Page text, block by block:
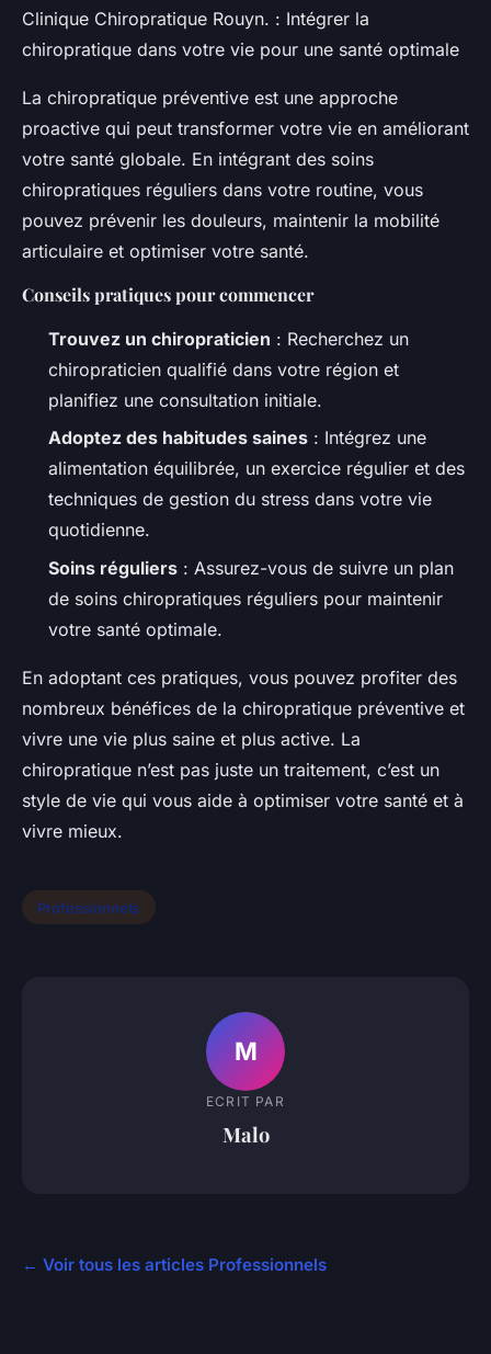
Clinique Chiropratique Rouyn. : Intégrer la
chiropratique dans votre vie pour une santé optimale
La chiropratique préventive est une approche
proactive qui peut transformer votre vie en améliorant
votre santé globale. En intégrant des soins
chiropratiques réguliers dans votre routine, vous
pouvez prévenir les douleurs, maintenir la mobilité
articulaire et optimiser votre santé.
Conseils pratiques pour commencer
Trouvez un chiropraticien : Recherchez un
chiropraticien qualifié dans votre région et
planifiez une consultation initiale.
Adoptez des habitudes saines : Intégrez une
alimentation équilibrée, un exercice régulier et des
techniques de gestion du stress dans votre vie
quotidienne.
Soins réguliers : Assurez-vous de suivre un plan
de soins chiropratiques réguliers pour maintenir
votre santé optimale.
En adoptant ces pratiques, vous pouvez profiter des
nombreux bénéfices de la chiropratique préventive et
vivre une vie plus saine et plus active. La
chiropratique n’est pas juste un traitement, c’est un
style de vie qui vous aide à optimiser votre santé et à
vivre mieux.
Professionnels
M
ECRIT PAR
Malo
← Voir tous les articles Professionnels